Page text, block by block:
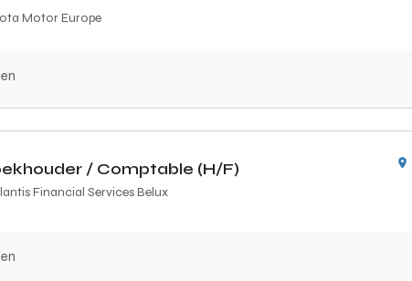
Motor Europe
/ Comptable (H/F)
Financial Services Belux